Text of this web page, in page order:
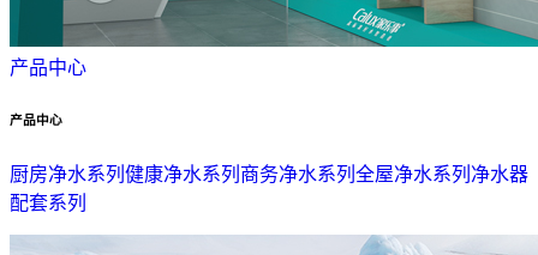
产品中心
产品中心
厨房净水系列 健康净水系列 商务净水系列 全屋净水系列 净水器
配套系列